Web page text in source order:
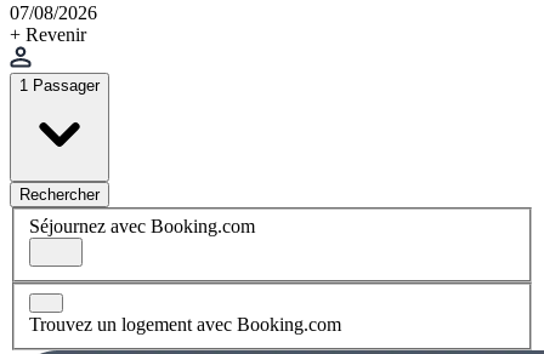
07/08/2026
+ Revenir
1 Passager
Rechercher
Séjournez avec Booking.com
Trouvez un logement avec Booking.com